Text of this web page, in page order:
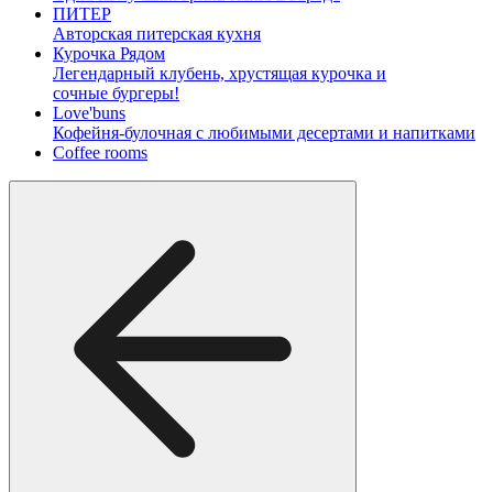
ПИТЕР
Авторская питерская кухня
Курочка Рядом
Легендарный клубень, хрустящая курочка и
сочные бургеры!
Love'buns
Кофейня-булочная с любимыми десертами и напитками
Coffee rooms